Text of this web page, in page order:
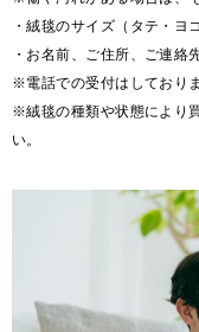
・絨毯のサイズ（タテ・ヨ
・お名前、ご住所、ご連絡
※電話での受付はしており
※絨毯の種類や状態により
い。